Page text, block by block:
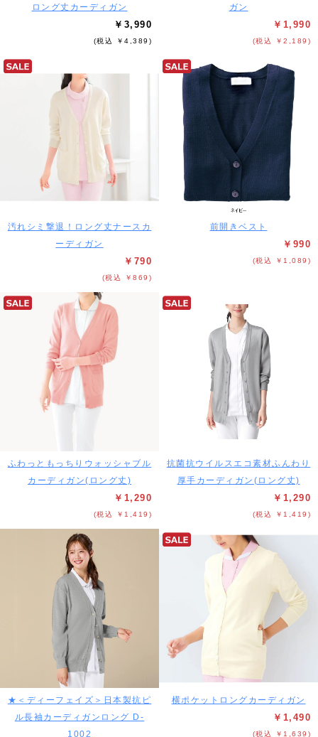
ロング丈カーディガン
￥3,990
(税込 ￥4,389)
ガン
￥1,990
(税込 ￥2,189)
汚れシミ撃退！ロング丈ナースカ
ーディガン
￥790
(税込 ￥869)
前開きベスト
￥990
(税込 ￥1,089)
ふわっともっちりウォッシャブル
カーディガン(ロング丈)
￥1,290
(税込 ￥1,419)
抗菌抗ウイルスエコ素材ふんわり
厚手カーディガン(ロング丈)
￥1,290
(税込 ￥1,419)
★＜ディーフェイズ＞日本製抗ピ
ル長袖カーディガンロング D-
1002
横ポケットロングカーディガン
￥1,490
(税込 ￥1,639)